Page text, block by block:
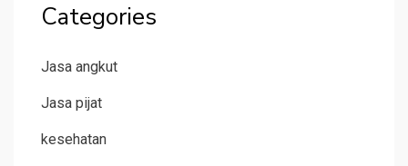
Categories
Jasa angkut
Jasa pijat
kesehatan